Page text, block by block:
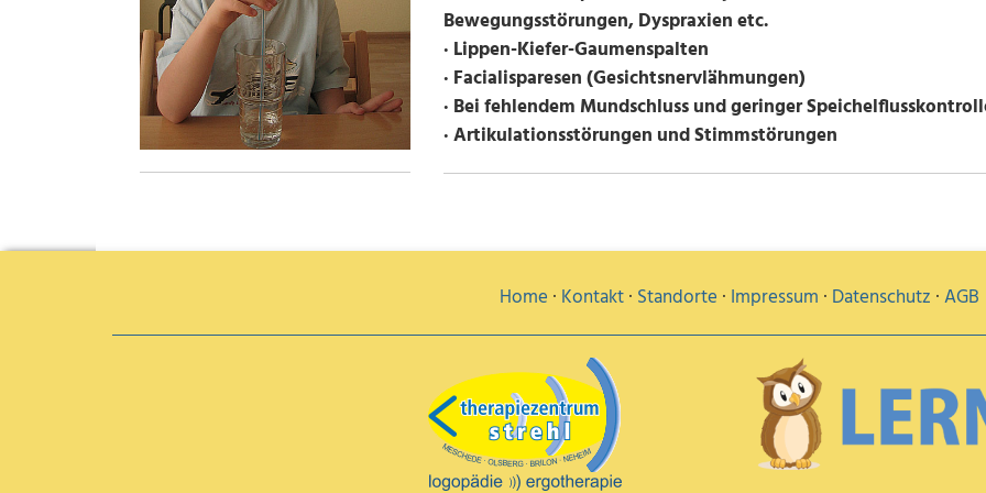
Bewegungsstörungen, Dyspraxien etc.
· Lippen-Kiefer-Gaumenspalten
· Facialisparesen (Gesichtsnervlähmungen)
· Bei fehlendem Mundschluss und geringer
· Artikulationsstörungen und Stimmstörungen
Home · Kontakt· Standorte · Impressum · Datenschutz ·AGB